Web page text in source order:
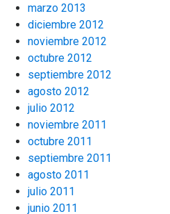
marzo 2013
diciembre 2012
noviembre 2012
octubre 2012
septiembre 2012
agosto 2012
julio 2012
noviembre 2011
octubre 2011
septiembre 2011
agosto 2011
julio 2011
junio 2011